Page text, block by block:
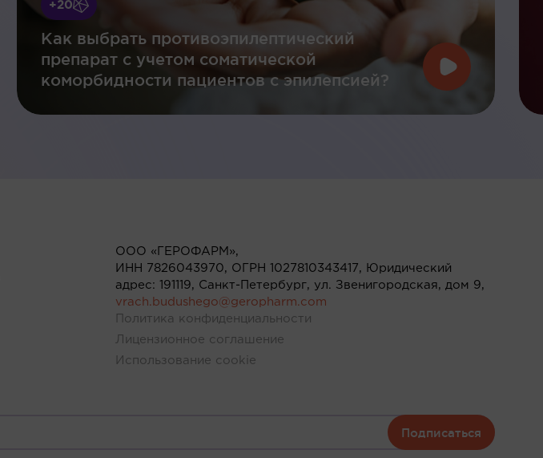
+20
Как выбрать противоэпилептический
препарат с учетом соматической
коморбидности пациентов с эпилепсией?
ООО «ГЕРОФАРМ»,
ИНН 7826043970, ОГРН 1027810343417, Юридический
адрес: 191119, Санкт-Петербург, ул. Звенигородская, дом 9,
vrach.budushego@geropharm.com
Политика конфиденциальности
Лицензионное соглашение
Использование cookie
Подписаться